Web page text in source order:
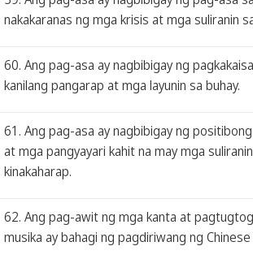
nakakaranas ng mga krisis at mga suliranin
60. Ang pag-asa ay nagbibigay ng
kanilang pangarap at mga layunin sa buhay.
61. Ang pag-asa ay nagbibigay ng
at mga pangyayari kahit na may mga
kinakaharap.
62. Ang pag-awit ng mga kanta at
musika ay bahagi ng pagdiriwang ng Chinese